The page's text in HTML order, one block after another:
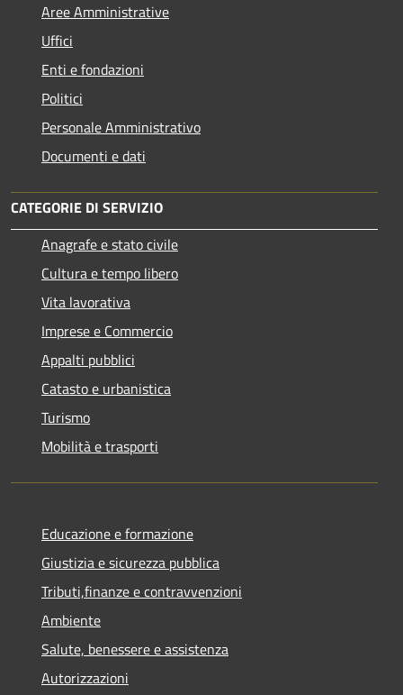
Aree Amministrative
Uffici
Enti e fondazioni
Politici
Personale Amministrativo
Documenti e dati
CATEGORIE DI SERVIZIO
Anagrafe e stato civile
Cultura e tempo libero
Vita lavorativa
Imprese e Commercio
Appalti pubblici
Catasto e urbanistica
Turismo
Mobilità e trasporti
Educazione e formazione
Giustizia e sicurezza pubblica
Tributi,finanze e contravvenzioni
Ambiente
Salute, benessere e assistenza
Autorizzazioni